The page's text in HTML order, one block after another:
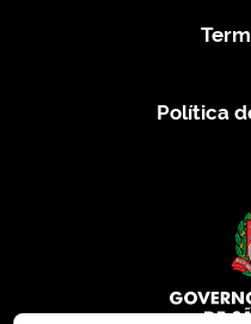
Política